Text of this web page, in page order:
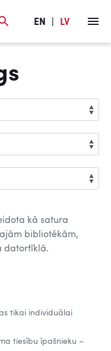
EN LV
kā satura
bibliotēkām,
datortīklā.
tikai individuālai
tiesību īpašnieku –